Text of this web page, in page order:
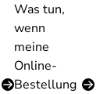
Was tun,
wenn
meine
Online-
Bestellung